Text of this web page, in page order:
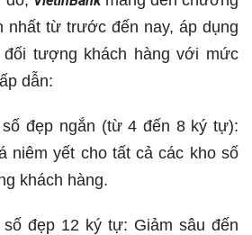
nhất từ trước đến nay, áp dụng
tượng khách hàng với mức
dẫn:
đẹp ngắn (từ 4 đến 8 ký tự):
niêm yết cho tất cả các kho số
khách hàng.
đẹp 12 ký tự: Giảm sâu đến